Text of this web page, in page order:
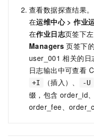
PRIMARY
) WITH
(
INSERT INTO
FROM
WHERE
查看数据探查结果。
在运维中心>作业
在作业日志页签下
Managers 页签下的
user_001 相关的日
日志输出中可查看
+I （插入）、 -U
缀，包含 order_id
order_fee、